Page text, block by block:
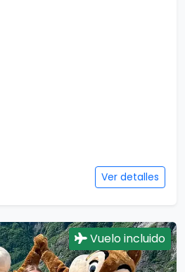
Ver detalles
Vuelo incluido